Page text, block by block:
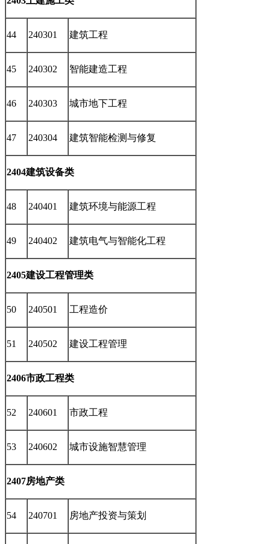
44 240301 建筑工程
45 240302 智能建造工程
46 240303 城市地下工程
47 240304 建筑智能检测与修复
2404建筑设备类
48 240401 建筑环境与能源工程
49 240402 建筑电气与智能化工程
2405建设工程管理类
50 240501 工程造价
51 240502 建设工程管理
2406市政工程类
52 240601 市政工程
53 240602 城市设施智慧管理
2407房地产类
54 240701 房地产投资与策划